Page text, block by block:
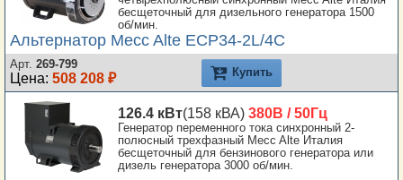
бесщеточный для дизельного генератора 1500
об/мин.
Альтернатор Mecc Alte ECP34-2L/4C
Арт. 269-799
Цена: 508 208 ₽ Купить
126.4 кВт(158 кВА) 380В / 50Гц
Генератор переменного тока синхронный 2-
полюсный трехфазный Mecc Alte Италия
бесщеточный для бензинового генератора или
дизель генератора 3000 об/мин.